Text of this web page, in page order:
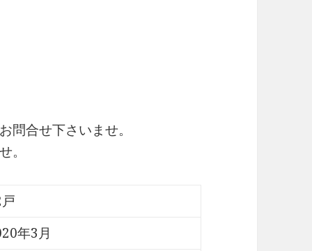
合せ下さいませ。
。
年3月